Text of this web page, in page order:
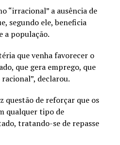
“irracional” a ausência de
segundo ele, beneficia
a população.
que venha favorecer o
que gera emprego, que
declarou.
questão de reforçar que os
qualquer tipo de
tratando-se de repasse